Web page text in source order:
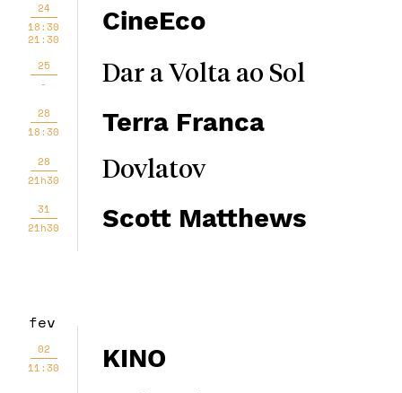
24
18:30
21:30
CineEco
25
-
Dar a Volta ao Sol
28
18:30
Terra Franca
28
21h30
Dovlatov
31
21h30
Scott Matthews
fev
02
11:30
KINO